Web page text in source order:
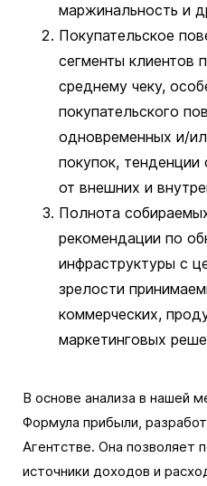
маржинальность и
Покупательское
сегменты клиентов
среднему чеку,
покупательского
одновременных и/
покупок, тенденции
от внешних и
Полнота
рекомендации по
инфраструктуры с
зрелости
коммерческих,
маркетинговых
В основе анализа в нашей
Формула прибыли,
Агентстве. Она позволяет
источники доходов и